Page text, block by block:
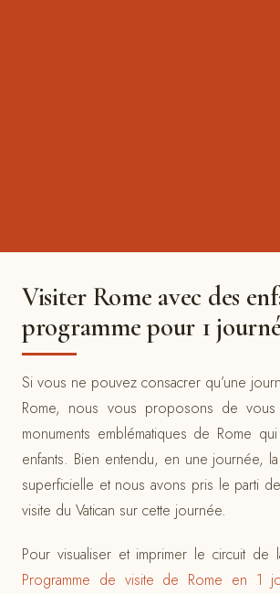
Visiter Rome avec des
programme pour 1
Si vous ne pouvez consacrer qu’une
Rome, nous vous proposons de
monuments emblématiques de Rome
enfants. Bien entendu, en une journée,
superficielle et nous avons pris le parti
visite du Vatican sur cette journée.
Pour visualiser et imprimer le circuit de
Programme de visite de Rome en 1